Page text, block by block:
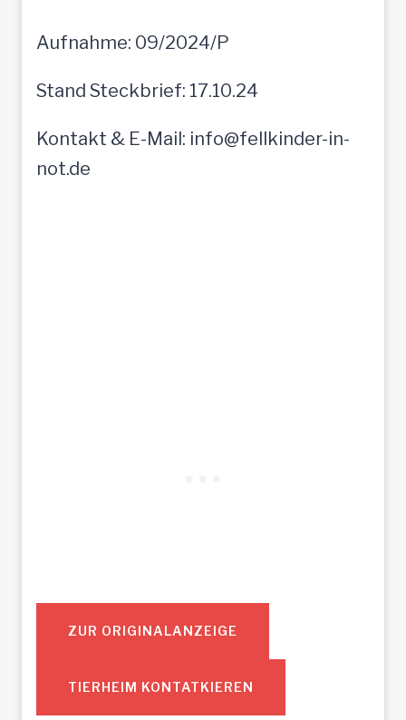
Aufnahme: 09/2024/P
Stand Steckbrief: 17.10.24
Kontakt & E-Mail: info@fellkinder-in-
not.de
ZUR ORIGINALANZEIGE
TIERHEIM KONTATKIEREN